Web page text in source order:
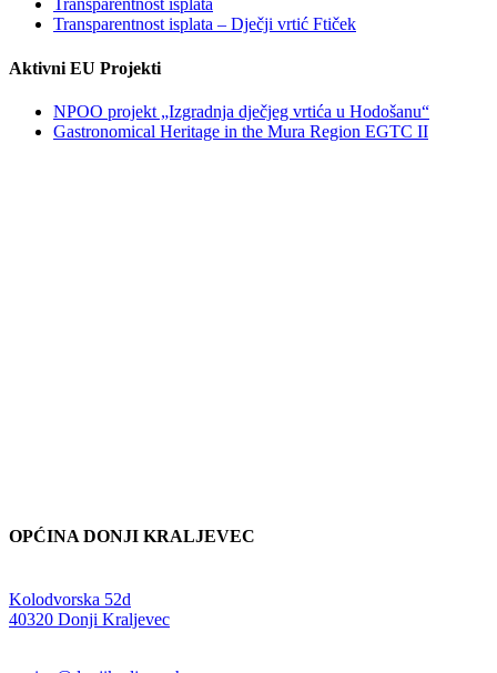
Transparentnost isplata
Transparentnost isplata – Dječji vrtić Ftiček
Aktivni EU Projekti
NPOO projekt „Izgradnja dječjeg vrtića u Hodošanu“
Gastronomical Heritage in the Mura Region EGTC II
OPĆINA DONJI KRALJEVEC
Kolodvorska 52d
40320 Donji Kraljevec